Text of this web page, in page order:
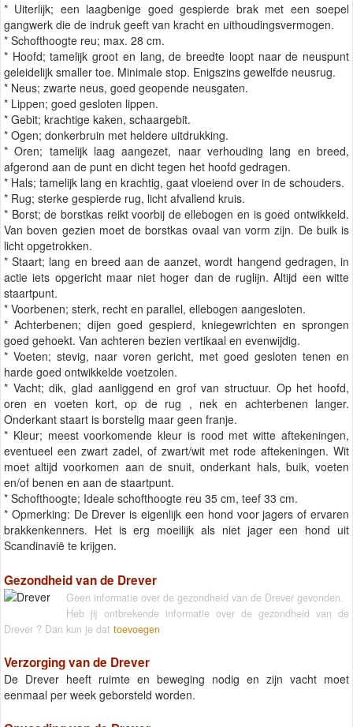
* Uiterlijk; een laagbenige goed gespierde brak met een soepel
gangwerk die de indruk geeft van kracht en uithoudingsvermogen.
* Schofthoogte reu; max. 28 cm.
* Hoofd; tamelijk groot en lang, de breedte loopt naar de neuspunt
geleidelijk smaller toe. Minimale stop. Enigszins gewelfde neusrug.
* Neus; zwarte neus, goed geopende neusgaten.
* Lippen; goed gesloten lippen.
* Gebit; krachtige kaken, schaargebit.
* Ogen; donkerbruin met heldere uitdrukking.
* Oren; tamelijk laag aangezet, naar verhouding lang en breed,
afgerond aan de punt en dicht tegen het hoofd gedragen.
* Hals; tamelijk lang en krachtig, gaat vloeiend over in de schouders.
* Rug; sterke gespierde rug, licht afvallend kruis.
* Borst; de borstkas reikt voorbij de ellebogen en is goed ontwikkeld.
Van boven gezien moet de borstkas ovaal van vorm zijn. De buik is
licht opgetrokken.
* Staart; lang en breed aan de aanzet, wordt hangend gedragen, in
actie iets opgericht maar niet hoger dan de ruglijn. Altijd een witte
staartpunt.
* Voorbenen; sterk, recht en parallel, ellebogen aangesloten.
* Achterbenen; dijen goed gespierd, kniegewrichten en sprongen
goed gehoekt. Van achteren bezien vertikaal en evenwijdig.
* Voeten; stevig, naar voren gericht, met goed gesloten tenen en
harde goed ontwikkelde voetzolen.
* Vacht; dik, glad aanliggend en grof van structuur. Op het hoofd,
oren en voeten kort, op de rug , nek en achterbenen langer.
Onderkant staart is borstelig maar geen franje.
* Kleur; meest voorkomende kleur is rood met witte aftekeningen,
eventueel een zwart zadel, of zwart/wit met rode aftekeningen. Wit
moet altijd voorkomen aan de snuit, onderkant hals, buik, voeten
en/of benen en aan de staartpunt.
* Schofthoogte; Ideale schofthoogte reu 35 cm, teef 33 cm.
* Opmerking: De Drever is eigenlijk een hond voor jagers of ervaren
brakkenkenners. Het is erg moeilijk als niet jager een hond uit
Scandinavië te krijgen.
Gezondheid van de Drever
Geen informatie over de gezondheid van de Drever gevonden.
Heb jij ontbrekende informatie over de gezondheid van de
Drever ? Dan kun je dat toevoegen
Verzorging van de Drever
De Drever heeft ruimte en beweging nodig en zijn vacht moet
eenmaal per week geborsteld worden.